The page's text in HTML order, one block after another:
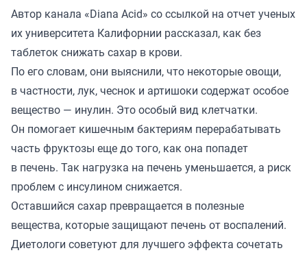
Автор канала «Diana Acid» со ссылкой на отчет ученых
их университета Калифорнии рассказал, как без
таблеток снижать сахар в крови.
По его словам, они выяснили, что некоторые овощи,
в частности, лук, чеснок и артишоки содержат особое
вещество — инулин. Это особый вид клетчатки.
Он помогает кишечным бактериям перерабатывать
часть фруктозы еще до того, как она попадет
в печень. Так нагрузка на печень уменьшается, а риск
проблем с инсулином снижается.
Оставшийся сахар превращается в полезные
вещества, которые защищают печень от воспалений.
Диетологи советуют для лучшего эффекта сочетать